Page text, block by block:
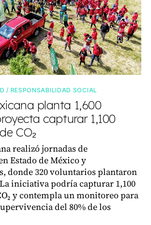
/ RESPONSABILIDAD SOCIAL
planta 1,600
capturar 1,100
CO₂
realizó jornadas de
Estado de México y
donde 320 voluntarios plantaron
iniciativa podría capturar 1,100
y contempla un monitoreo para
del 80% de los